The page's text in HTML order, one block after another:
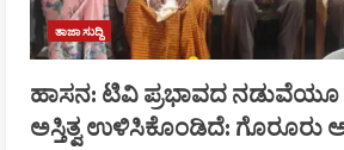
ತಾಜಾ ಸುದ್ದಿ
ಹಾಸನ: ಟಿವಿ ಪ್ರಭಾವದ ನಡುವೆಯೂ
ಅಸ್ತಿತ್ವ ಉಳಿಸಿಕೊಂಡಿದೆ: ಗೊರೂರು